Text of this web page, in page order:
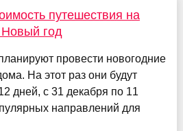
путешествия на
год
провести новогодние
На этот раз они будут
дней, с 31 декабря по 11
направлений для